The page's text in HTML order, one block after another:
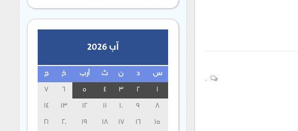
آب 2026
س د ن ث أرب خ ج
1
2
3
4
5
6
7
8
9
10
11
12
13
14
15
16
17
18
19
20
21